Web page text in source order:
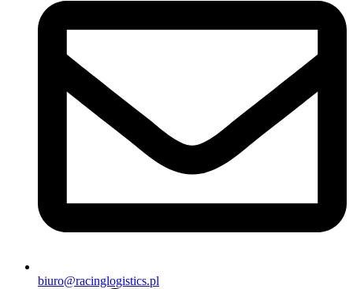
biuro@racinglogistics.pl